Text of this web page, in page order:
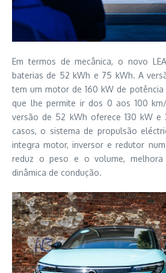
Em termos de mecânica, o novo
baterias de 52 kWh e 75 kWh. A
tem um motor de 160 kW de
que lhe permite ir dos 0 aos 100
versão de 52 kWh oferece 130 kW e
casos, o sistema de propulsão
integra motor, inversor e redutor
reduz o peso e o volume,
dinâmica de condução.